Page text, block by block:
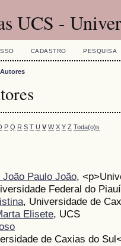
UCS -
CADASTRO PESQUISA
P Q R S T U V W X Y Z Toda(o)s
Paulo João,
Federal do
, Universidade de
Elisete, UCS
de Caxias do